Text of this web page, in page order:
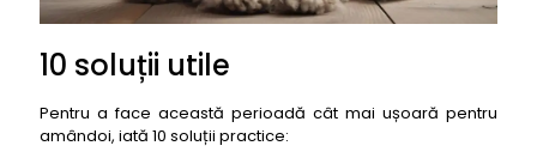
10 soluții utile
Pentru a face această perioadă cât mai ușoară pentru
amândoi, iată 10 soluții practice: